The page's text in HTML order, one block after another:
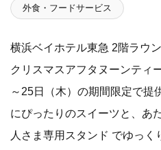
外食・フードサービス
横浜ベイホテル東急 2階ラウ
クリスマスアフタヌーンティ
～25日（木）の期間限定で提
にぴったりのスイーツと、あ
人さま専用スタンド でゆっく